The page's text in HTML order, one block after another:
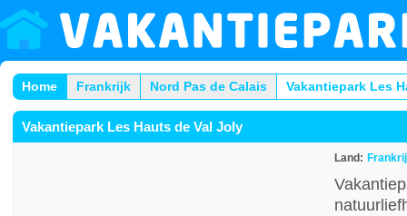
Home Frankrijk Nord Pas de Calais Vakantiepark Les
Vakantiepark Les Hauts de Val Joly
Land: